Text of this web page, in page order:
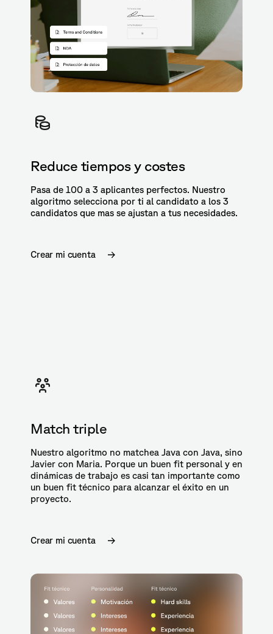
Reduce tiempos y costes
Pasa de 100 a 3 aplicantes perfectos. Nuestro
algoritmo selecciona por ti al candidato a los 3
candidatos que mas se ajustan a tus necesidades.
Crear mi cuenta
Match triple
Nuestro algoritmo no matchea Java con Java, sino
Javier con Maria. Porque un buen fit personal y en
dinámicas de trabajo es casi tan importante como
un buen fit técnico para alcanzar el éxito en un
proyecto.
Crear mi cuenta